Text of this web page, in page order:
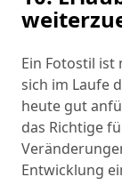
Ein Fotostil ist
sich im Laufe
heute gut
das Richtige
Entwicklung